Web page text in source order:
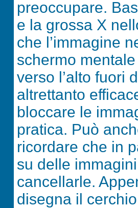
preoccupare.
e la grossa X
che l’immagine
schermo
verso l’alto fuori
altrettanto
bloccare le
pratica. Può
ricordare che in
su delle
cancellarle.
disegna il